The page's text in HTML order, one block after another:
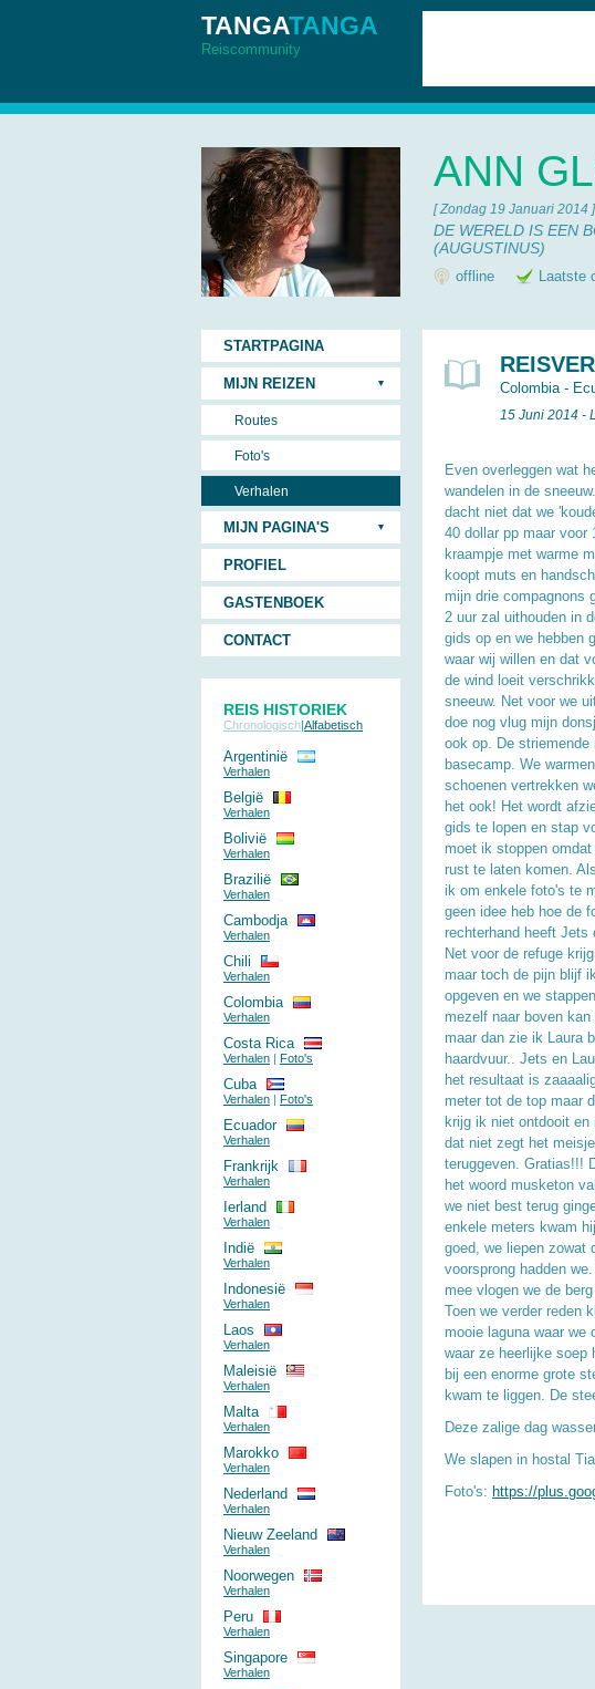
TANGATANGA
Reiscommunity
ANN
[ Zondag 19 Januari 2014 ]
DE WERELD IS EEN
(AUGUSTINUS)
offline Laatste
Colombia -
15 Juni 2014 -
Even overleggen wat
wandelen in de
dacht niet dat we
40 dollar pp maar voor
kraampje met warme
koopt muts en
mijn drie compagnons
2 uur zal uithouden in
gids op en we hebben
waar wij willen en dat
de wind loeit
sneeuw. Net voor we
doe nog vlug mijn
ook op. De
basecamp. We
schoenen vertrekken
het ook! Het wordt
gids te lopen en stap
moet ik stoppen
rust te laten komen.
ik om enkele foto's te
geen idee heb hoe de
rechterhand heeft Jets
Net voor de refuge
maar toch de pijn blijf
opgeven en we
mezelf naar boven
maar dan zie ik Laura
haardvuur.. Jets en
het resultaat is
meter tot de top maar
krijg ik niet ontdooit
dat niet zegt het
teruggeven. Gratias!!!
het woord musketon
we niet best terug
enkele meters kwam
goed, we liepen zowat
voorsprong hadden
mee vlogen we de
Toen we verder reden
mooie laguna waar we
waar ze heerlijke soep
bij een enorme grote
kwam te liggen. De
Deze zalige dag
We slapen in hostal
Foto's: https://
STARTPAGINA
MIJN REIZEN
Routes
Foto's
Verhalen
MIJN PAGINA'S
PROFIEL
GASTENBOEK
CONTACT
REIS HISTORIEK
Chronologisch|Alfabetisch
Argentinië
Verhalen
België
Verhalen
Bolivië
Verhalen
Brazilië
Verhalen
Cambodja
Verhalen
Chili
Verhalen
Colombia
Verhalen
Costa Rica
Verhalen | Foto's
Cuba
Verhalen | Foto's
Ecuador
Verhalen
Frankrijk
Verhalen
Ierland
Verhalen
Indië
Verhalen
Indonesië
Verhalen
Laos
Verhalen
Maleisië
Verhalen
Malta
Verhalen
Marokko
Verhalen
Nederland
Verhalen
Nieuw Zeeland
Verhalen
Noorwegen
Verhalen
Peru
Verhalen
Singapore
Verhalen